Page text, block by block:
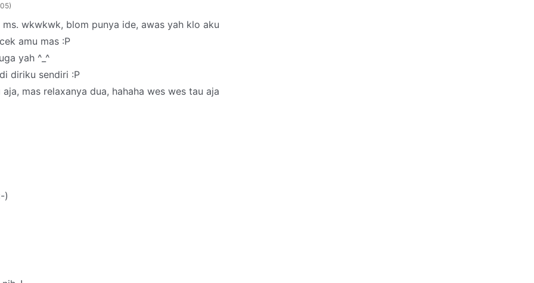
ms. wkwkwk, blom punya ide, awas yah klo aku
amu mas :P
yah ^_^
diriku sendiri :P
mas relaxanya dua, hahaha wes wes tau aja
)